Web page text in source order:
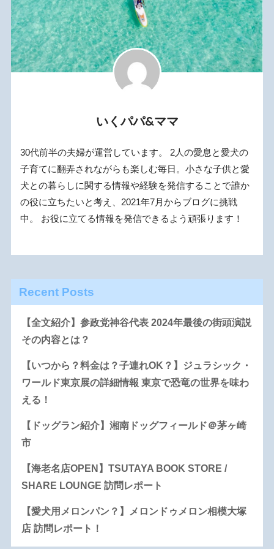
いくパパ&ママ
30代前半の夫婦が運営しています。 2人の愛息と愛犬の
子育てに翻弄されながらも楽しむ毎日。小さな子供と愛
犬との暮らしに関する情報や経験を発信することで誰か
の役に立ちたいと考え、2021年7月からブログに挑戦
中。 お役に立てる情報を発信できるよう頑張ります！
Recent Posts
【全文紹介】参政党神谷代表 2024年最後の街頭演説
その内容とは？
【いつから？料金は？子連れOK？】ジュラシック・
ワールド東京展の詳細情報 東京で恐竜の世界を味わ
える！
【ドッグラン紹介】湘南ドッグフィールド＠茅ヶ崎
市
【海老名店OPEN】TSUTAYA BOOK STORE /
SHARE LOUNGE 訪問レポート
【愛犬用メロンパン？】メロンドゥメロン相模大塚
店 訪問レポート！